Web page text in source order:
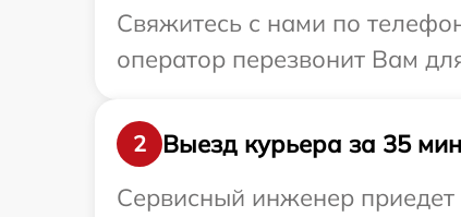
Свяжитесь с нами по
оператор перезвонит Вам
2
Выезд курьера за 35
Сервисный инженер приедет